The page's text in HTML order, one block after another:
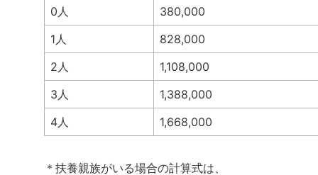
0人
380,000
1人
828,000
2人
1,108,000
3人
1,388,000
4人
1,668,000
＊扶養親族がいる場合の計算式は、